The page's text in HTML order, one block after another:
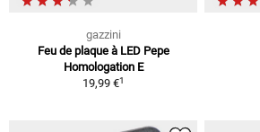
gazzini
Feu de plaque à LED Pepe
Homologation E
19,99 €1